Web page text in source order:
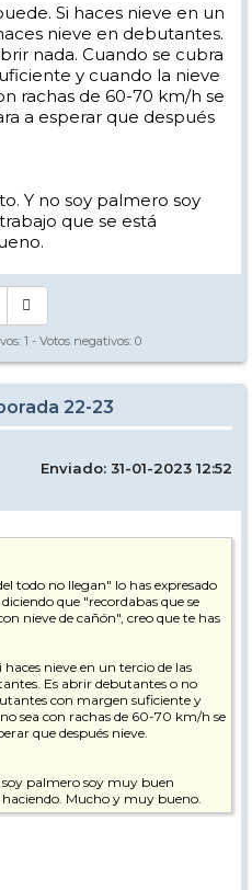
Si haces nieve en un
nieve en debutantes.
nada. Cuando se cubra
y cuando la nieve
rachas de 60-70 km/h se
a esperar que después
Y no soy palmero soy
que se está
1 - Votos negativos: 0
22-23
Enviado: 31-01-2023 12:52
todo no llegan" lo has expresado
que "recordabas que se
nieve de cañón", creo que te has
haces nieve en un tercio de las
Es abrir debutantes o no
con margen suficiente y
sea con rachas de 60-70 km/h se
que después nieve.
palmero soy muy buen
Mucho y muy bueno.